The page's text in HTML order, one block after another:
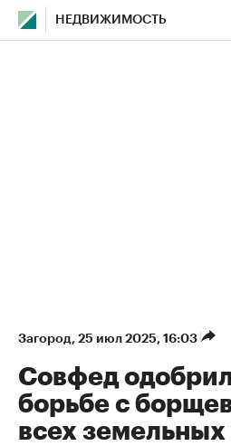
НЕДВИЖИМОСТЬ
Загород⁠, 25 июл 2025, 16:03
Совфед
борьбе с
всех земельных